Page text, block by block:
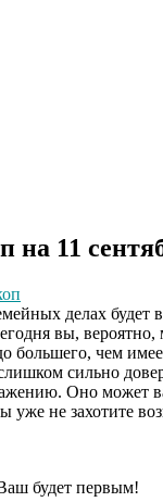
на 11
делах будет
вы, вероятно,
большего, чем
сильно
Оно может
уже не захотите
будет первым!
камера на
когда